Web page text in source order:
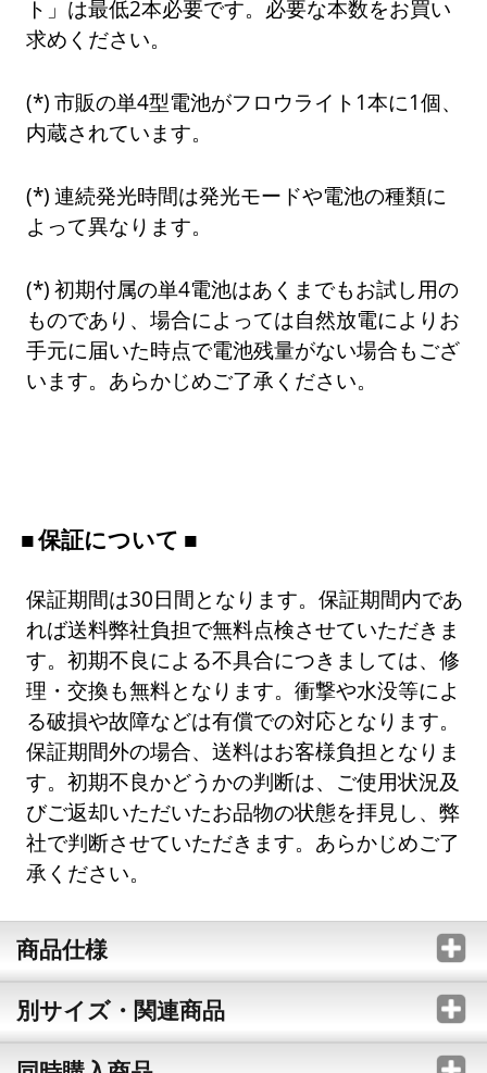
ト」は最低2本必要です。必要な本数をお買い
求めください。
市販の単4型電池がフロウライト1本に1個、
内蔵されています。
連続発光時間は発光モードや電池の種類に
よって異なります。
初期付属の単4電池はあくまでもお試し用の
ものであり、場合によっては自然放電によりお
手元に届いた時点で電池残量がない場合もござ
います。あらかじめご了承ください。
保証について
保証期間は30日間となります。保証期間内であ
れば送料弊社負担で無料点検させていただきま
す。初期不良による不具合につきましては、修
理・交換も無料となります。衝撃や水没等によ
る破損や故障などは有償での対応となります。
保証期間外の場合、送料はお客様負担となりま
す。初期不良かどうかの判断は、ご使用状況及
びご返却いただいたお品物の状態を拝見し、弊
社で判断させていただきます。あらかじめご了
承ください。
商品仕様
別サイズ・関連商品